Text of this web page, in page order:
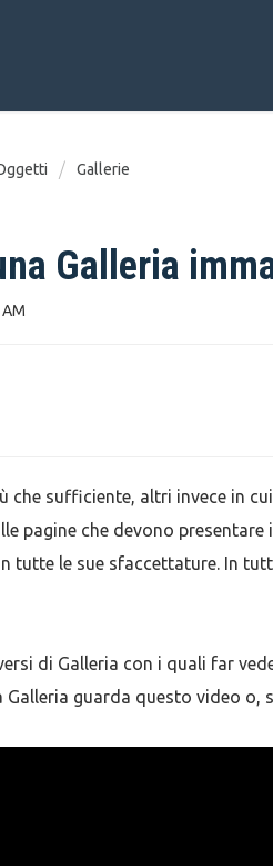
Gallerie
Galleria
che sufficiente, altri invece in
pagine che devono
tutte le sue sfaccettature. In
di Galleria con i quali far
Galleria guarda questo video